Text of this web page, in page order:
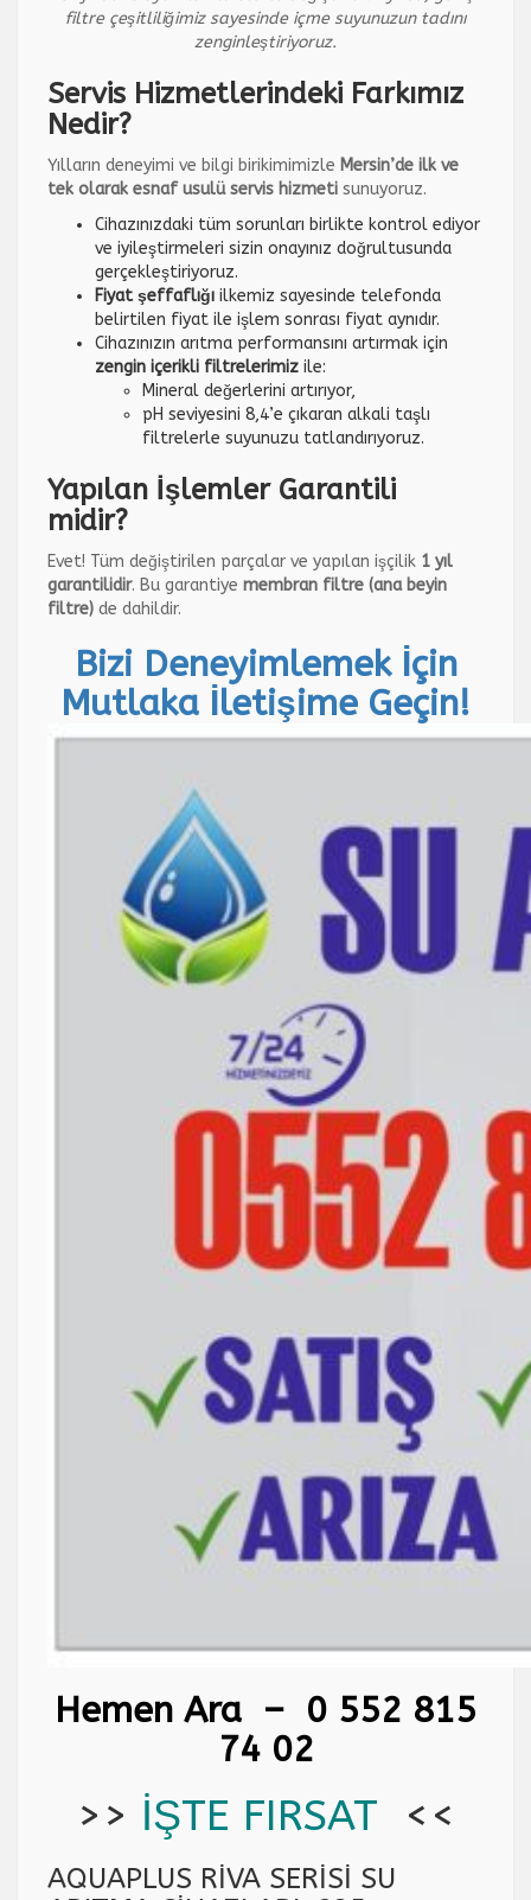
filtre çeşitliliğimiz sayesinde içme suyunuzun tadını
zenginleştiriyoruz.
Servis Hizmetlerindeki Farkımız
Nedir?
Yılların deneyimi ve bilgi birikimimizle Mersin’de ilk ve
tek olarak esnaf usulü servis hizmeti sunuyoruz.
Cihazınızdaki tüm sorunları birlikte kontrol ediyor
ve iyileştirmeleri sizin onayınız doğrultusunda
gerçekleştiriyoruz.
Fiyat şeffaflığı ilkemiz sayesinde telefonda
belirtilen fiyat ile işlem sonrası fiyat aynıdır.
Cihazınızın arıtma performansını artırmak için
zengin içerikli filtrelerimiz ile:
Mineral değerlerini artırıyor,
pH seviyesini 8,4’e çıkaran alkali taşlı
filtrelerle suyunuzu tatlandırıyoruz.
Yapılan İşlemler Garantili
midir?
Evet! Tüm değiştirilen parçalar ve yapılan işçilik 1 yıl
garantilidir. Bu garantiye membran filtre (ana beyin
filtre) de dahildir.
Bizi Deneyimlemek İçin
Mutlaka İletişime Geçin!
Hemen Ara – 0 552 815
74 02
>> İŞTE FIRSAT <<
AQUAPLUS RİVA SERİSİ SU